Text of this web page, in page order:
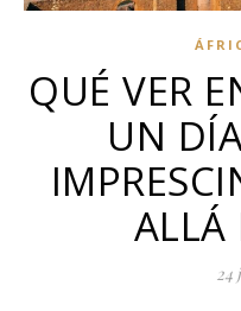
QUÉ VER
UN
ALLÁ
24